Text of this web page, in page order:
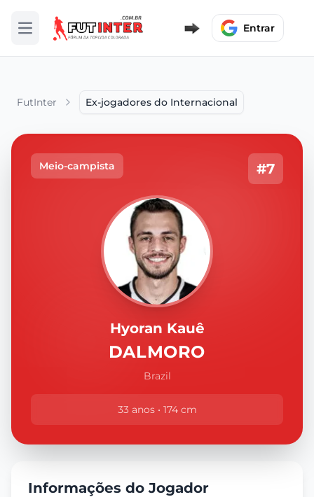
Abrir menu Entrar
FutInter Ex-jogadores do Internacional
Meio-campista #7
Hyoran Kauê
DALMORO
Brazil
33 anos • 174 cm
Informações do Jogador